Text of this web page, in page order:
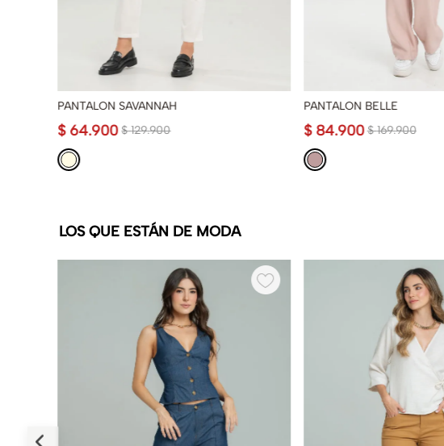
PANTALON SAVANNAH
$ 129.900
$ 64.900
PANTALON BELLE
$ 169.900
$ 84.900
LOS QUE ESTÁN DE MODA